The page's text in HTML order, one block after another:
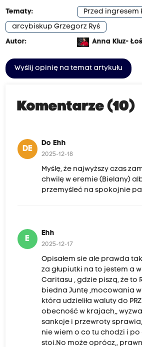
Tematy:
Przed ingresem
arcybiskup Grzegorz Ryś
Autor:
Anna Kluz- Łoś
Wyślij opinię na temat artykułu
Komentarze (10)
DE
Do Ehh
2025-12-18
Myślę, że najwyższy czas
chwilę w eremie (Bielany)
przemyśleć na spokojnie
E
Ehh
2025-12-17
Opisałem sie ale prawda
za głupiutki na to jestem a
Caritasu , gdzie piszą, że to
biedna Juntę ,mocowania
która udzieliła waluty do
obecność w krajach,,
sankcje i przewroty
nie wiem o co tu chodzi i
stoi.No może oprócz,,